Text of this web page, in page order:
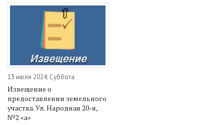
13 июля 2024, Суббота
Извещение о
предоставлении земельного
участка. Ул. Народная 20-я,
№2 «а»